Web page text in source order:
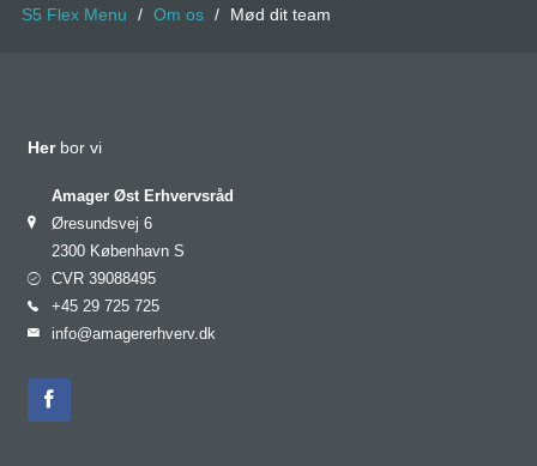
S5 Flex Menu
/ Om os / Mød dit team
Her bor vi
Amager Øst Erhvervsråd
Øresundsvej 6
2300 København S
CVR 39088495
+45 29 725 725
info@amagererhverv.dk